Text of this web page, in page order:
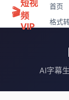
🎬
短视
频
VIP
首页
格式
AI字幕